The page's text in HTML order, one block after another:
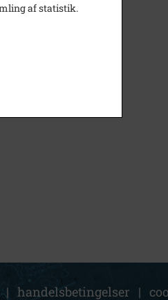
| handelsbetingelser |
af statistik.